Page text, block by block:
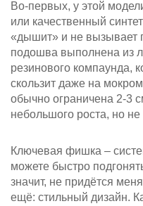
Во-первых, у этой
или качественный
«дышит» и не вызывает
подошва выполнена из
резинового компаунда,
скользит даже на
обычно ограничена 2‑3
небольшого роста, но не
Ключевая фишка –
можете быстро
значит, не придётся
ещё: стильный дизайн.